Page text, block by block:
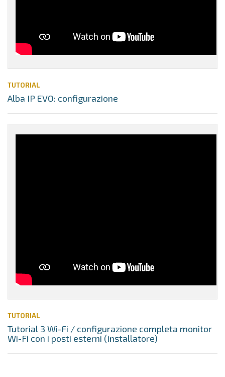
TUTORIAL
Alba IP EVO: configurazione
TUTORIAL
Tutorial 3 Wi-Fi / configurazione completa monitor
Wi-Fi con i posti esterni (installatore)